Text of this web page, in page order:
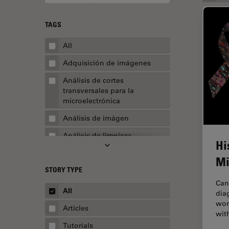
TAGS
All
Adquisición de imágenes
Análisis de cortes
transversales para la
microelectrónica
Análisis de imágen
Análisis de limpieza
Apertura numérica
AR Surgery
Automoción y transporte
Biofarmacia
STORY TYPE
All
Articles
Tutorials